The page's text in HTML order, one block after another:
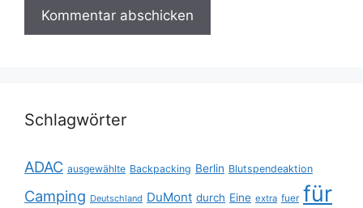
Schlagwörter
ADAC ausgewählte Backpacking Berlin Blutspendeaktion
Camping Deutschland DuMont durch Eine extra fuer für